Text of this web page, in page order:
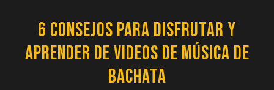
6 Consejos para Disfrutar y
Aprender de Videos de Música de
Bachata